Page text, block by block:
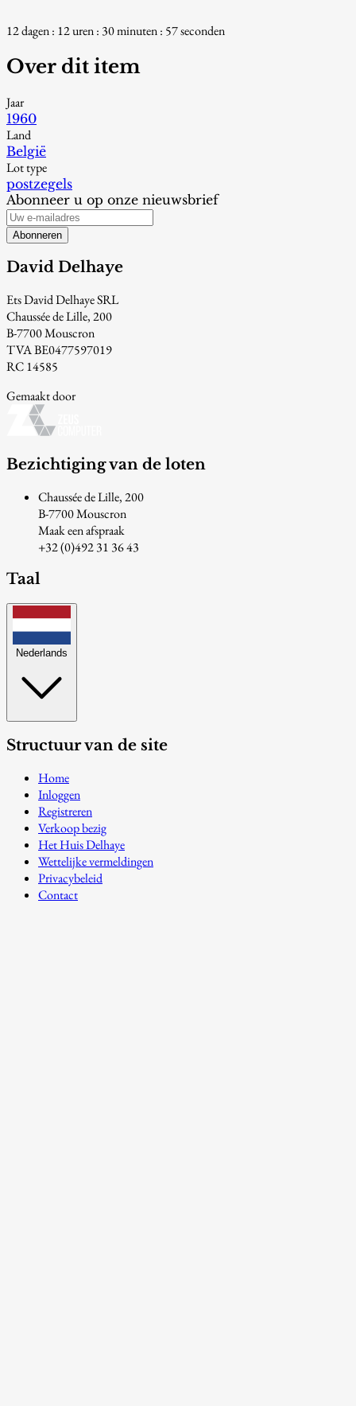
12 dagen : 12 uren : 30 minuten : 56 seconden
Over dit item
Jaar
1960
Land
België
Lot type
postzegels
Abonneer u op onze nieuwsbrief
Abonneren
David Delhaye
Ets David Delhaye SRL
Chaussée de Lille, 200
B-7700 Mouscron
TVA BE0477597019
RC 14585
Gemaakt door
Bezichtiging van de loten
Chaussée de Lille, 200
B-7700 Mouscron
Maak een afspraak
+32 (0)492 31 36 43
Taal
Nederlands
Structuur van de site
Home
Inloggen
Registreren
Verkoop bezig
Het Huis Delhaye
Wettelijke vermeldingen
Privacybeleid
Contact